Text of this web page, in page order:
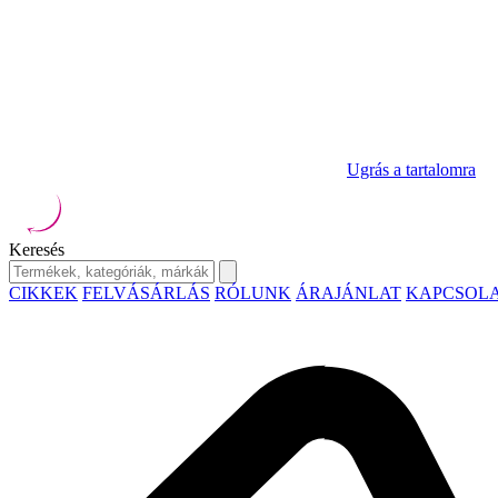
Ugrás a tartalomra
Keresés
CIKKEK FELVÁSÁRLÁS RÓLUNK ÁRAJÁNLAT